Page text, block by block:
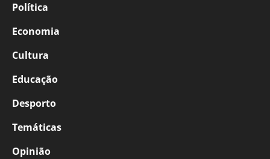
Política
Economia
Cultura
Educação
Desporto
Temáticas
Opinião